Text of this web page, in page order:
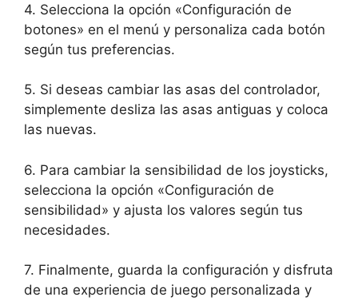
4. Selecciona la opción «Configuración de
botones» en el menú y personaliza cada botón
según tus preferencias.
5. Si deseas cambiar las asas del controlador,
simplemente desliza las asas antiguas y coloca
las nuevas.
6. Para cambiar la sensibilidad de los joysticks,
selecciona la opción «Configuración de
sensibilidad» y ajusta los valores según tus
necesidades.
7. Finalmente, guarda la configuración y disfruta
de una experiencia de juego personalizada y